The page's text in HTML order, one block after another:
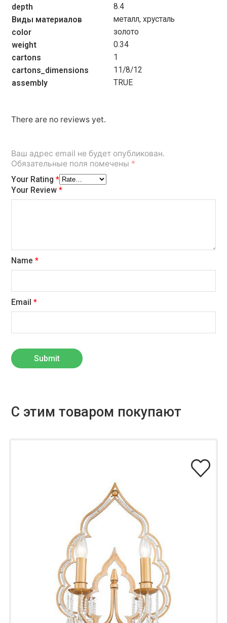
depth
8.4
Виды материалов
металл, хрусталь
color
золото
weight
0.34
cartons
1
cartons_dimensions
11/8/12
assembly
TRUE
There are no reviews yet.
Ваш адрес email не будет опубликован.
Обязательные поля помечены *
Your Rating*
Your Review*
Name*
Email*
С этим товаром покупают